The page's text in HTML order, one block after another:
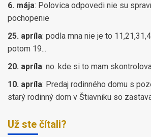
6. mája: Polovica odpovedi nie su
pochopenie
25. apríla: podla mna nie je to
potom 19...
20. apríla: no. kde si to mam
10. apríla: Predaj rodinného domu s
starý rodinný dom v Štiavniku so
Už ste čítali?